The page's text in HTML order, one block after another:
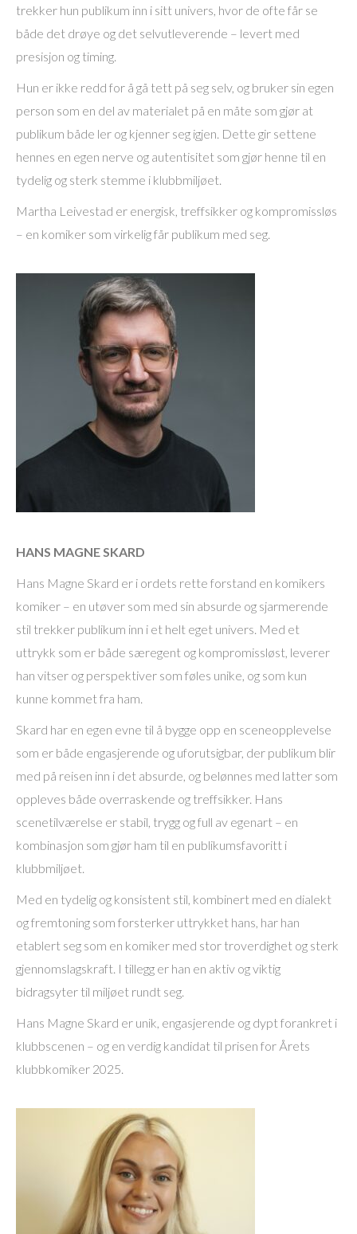
trekker hun publikum inn i sitt univers, hvor de ofte får se
både det drøye og det selvutleverende – levert med
presisjon og timing.
Hun er ikke redd for å gå tett på seg selv, og bruker sin egen
person som en del av materialet på en måte som gjør at
publikum både ler og kjenner seg igjen. Dette gir settene
hennes en egen nerve og autentisitet som gjør henne til en
tydelig og sterk stemme i klubbmiljøet.
Martha Leivestad er energisk, treffsikker og kompromissløs
– en komiker som virkelig får publikum med seg.
HANS MAGNE SKARD
Hans Magne Skard er i ordets rette forstand en komikers
komiker – en utøver som med sin absurde og sjarmerende
stil trekker publikum inn i et helt eget univers. Med et
uttrykk som er både særegent og kompromissløst, leverer
han vitser og perspektiver som føles unike, og som kun
kunne kommet fra ham.
Skard har en egen evne til å bygge opp en sceneopplevelse
som er både engasjerende og uforutsigbar, der publikum blir
med på reisen inn i det absurde, og belønnes med latter som
oppleves både overraskende og treffsikker. Hans
scenetilværelse er stabil, trygg og full av egenart – en
kombinasjon som gjør ham til en publikumsfavoritt i
klubbmiljøet.
Med en tydelig og konsistent stil, kombinert med en dialekt
og fremtoning som forsterker uttrykket hans, har han
etablert seg som en komiker med stor troverdighet og sterk
gjennomslagskraft. I tillegg er han en aktiv og viktig
bidragsyter til miljøet rundt seg.
Hans Magne Skard er unik, engasjerende og dypt forankret i
klubbscenen – og en verdig kandidat til prisen for Årets
klubbkomiker 2025.